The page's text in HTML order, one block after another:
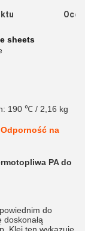
sheets
190 ℃ / 2,16 kg
na
PA do
do